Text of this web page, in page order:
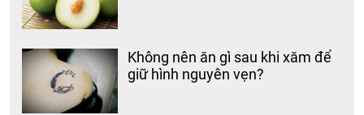
Không nên ăn gì sau khi xăm để
giữ hình nguyên vẹn?